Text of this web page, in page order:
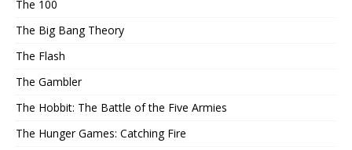
The 100
The Big Bang Theory
The Flash
The Gambler
The Hobbit: The Battle of the Five Armies
The Hunger Games: Catching Fire